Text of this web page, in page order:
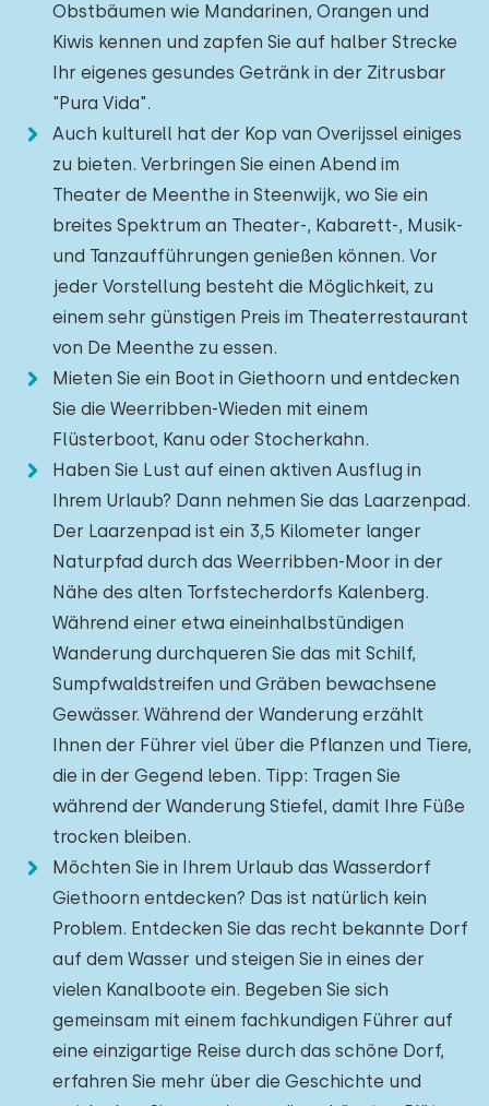
Obstbäumen wie Mandarinen, Orangen und
Kiwis kennen und zapfen Sie auf halber Strecke
Ihr eigenes gesundes Getränk in der Zitrusbar
"Pura Vida".
Auch kulturell hat der Kop van Overijssel einiges
zu bieten. Verbringen Sie einen Abend im
Theater de Meenthe in Steenwijk, wo Sie ein
breites Spektrum an Theater-, Kabarett-, Musik-
und Tanzaufführungen genießen können. Vor
jeder Vorstellung besteht die Möglichkeit, zu
einem sehr günstigen Preis im Theaterrestaurant
von De Meenthe zu essen.
Mieten Sie ein Boot in Giethoorn und entdecken
Sie die Weerribben-Wieden mit einem
Flüsterboot, Kanu oder Stocherkahn.
Haben Sie Lust auf einen aktiven Ausflug in
Ihrem Urlaub? Dann nehmen Sie das Laarzenpad.
Der Laarzenpad ist ein 3,5 Kilometer langer
Naturpfad durch das Weerribben-Moor in der
Nähe des alten Torfstecherdorfs Kalenberg.
Während einer etwa eineinhalbstündigen
Wanderung durchqueren Sie das mit Schilf,
Sumpfwaldstreifen und Gräben bewachsene
Gewässer. Während der Wanderung erzählt
Ihnen der Führer viel über die Pflanzen und Tiere,
die in der Gegend leben. Tipp: Tragen Sie
während der Wanderung Stiefel, damit Ihre Füße
trocken bleiben.
Möchten Sie in Ihrem Urlaub das Wasserdorf
Giethoorn entdecken? Das ist natürlich kein
Problem. Entdecken Sie das recht bekannte Dorf
auf dem Wasser und steigen Sie in eines der
vielen Kanalboote ein. Begeben Sie sich
gemeinsam mit einem fachkundigen Führer auf
eine einzigartige Reise durch das schöne Dorf,
erfahren Sie mehr über die Geschichte und